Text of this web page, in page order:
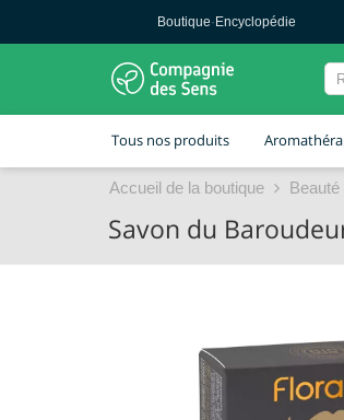
Boutique· Encyclopédie
Tous nos produits
Accueil de la boutique
Savon du